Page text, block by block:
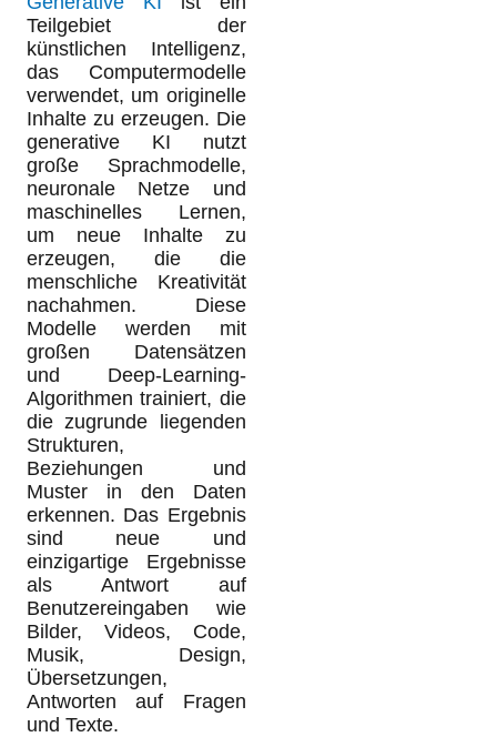
Teilgebiet der
künstlichen Intelligenz,
das Computermodelle
verwendet, um originelle
Inhalte zu erzeugen. Die
generative KI nutzt
große Sprachmodelle,
neuronale Netze und
maschinelles Lernen,
um neue Inhalte zu
erzeugen, die die
menschliche Kreativität
nachahmen. Diese
Modelle werden mit
großen Datensätzen
und Deep-Learning-
Algorithmen trainiert, die
die zugrunde liegenden
Strukturen,
Beziehungen und
Muster in den Daten
erkennen. Das Ergebnis
sind neue und
einzigartige Ergebnisse
als Antwort auf
Benutzereingaben wie
Bilder, Videos, Code,
Musik, Design,
Übersetzungen,
Antworten auf Fragen
und Texte.